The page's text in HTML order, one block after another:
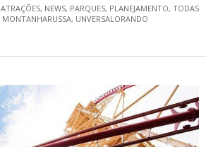
ATRAÇÕES, NEWS, PARQUES, PLANEJAMENTO, TODAS
MONTANHARUSSA, UNVERSALORANDO